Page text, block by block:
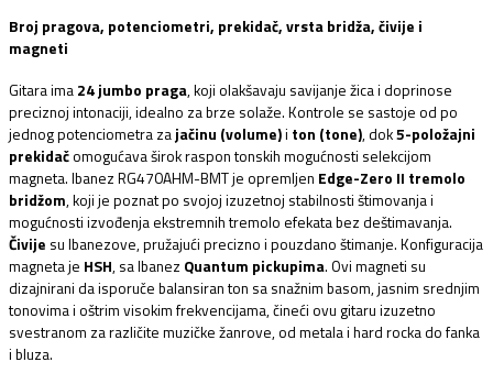
Broj pragova, potenciometri, prekidač, vrsta bridža, čivije i
magneti
Gitara ima 24 jumbo praga, koji olakšavaju savijanje žica i doprinose
preciznoj intonaciji, idealno za brze solaže. Kontrole se sastoje od po
jednog potenciometra za jačinu (volume)i ton (tone), dok5-položajni
prekidač omogućava širok raspon tonskih mogućnosti selekcijom
magneta. Ibanez RG470AHM-BMT je opremljen Edge-Zero II tremolo
bridžom, koji je poznat po svojoj izuzetnoj stabilnosti štimovanja i
mogućnosti izvođenja ekstremnih tremolo efekata bez deštimavanja.
Čivije su Ibanezove, pružajući precizno i pouzdano štimanje. Konfiguracija
magneta je HSH, sa Ibanez Quantum pickupima. Ovi magneti su
dizajnirani da isporuče balansiran ton sa snažnim basom, jasnim srednjim
tonovima i oštrim visokim frekvencijama, čineći ovu gitaru izuzetno
svestranom za različite muzičke žanrove, od metala i hard rocka do fanka
i bluza.